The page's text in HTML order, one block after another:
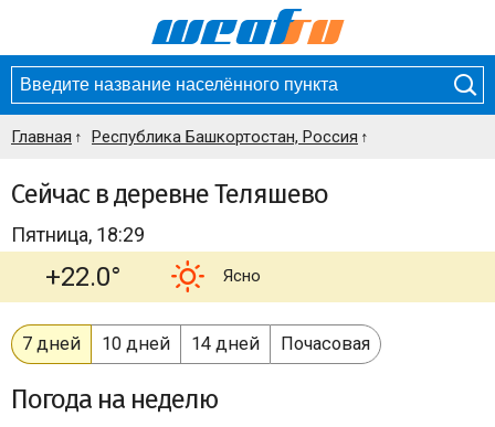
Главная Республика Башкортостан, Россия
Сейчас в деревне Теляшево
Пятница, 18:29
+22.0° Ясно
7 дней 10 дней 14 дней Почасовая
Погода на неделю